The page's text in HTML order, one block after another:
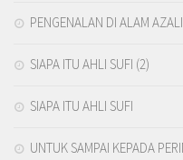
PENGENALAN DI ALAM AZALI
SIAPA ITU AHLI SUFI (2)
SIAPA ITU AHLI SUFI
UNTUK SAMPAI KEPADA